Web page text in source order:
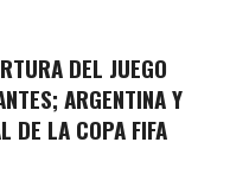
DEL JUEGO
ARGENTINA Y
DE LA COPA FIFA